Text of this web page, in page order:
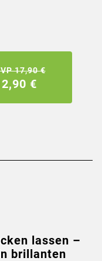
17,90 €
€
lassen –
brillanten